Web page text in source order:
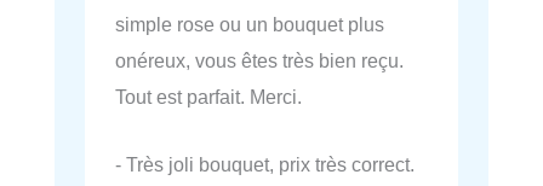
simple rose ou un bouquet plus
onéreux, vous êtes très bien reçu.
Tout est parfait. Merci.
- Très joli bouquet, prix très correct.